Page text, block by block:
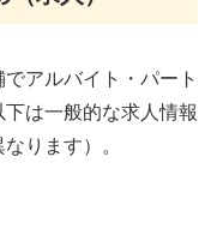
アルバイト・パート
は一般的な求人情報
ります）。